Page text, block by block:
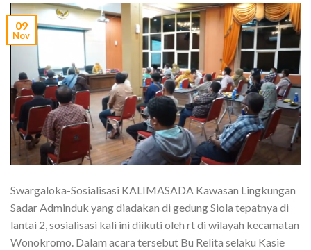
09
Nov
Swargaloka-Sosialisasi KALIMASADA Kawasan Lingkungan
Sadar Adminduk yang diadakan di gedung Siola tepatnya di
lantai 2, sosialisasi kali ini diikuti oleh rt di wilayah kecamatan
Wonokromo. Dalam acara tersebut Bu Relita selaku Kasie